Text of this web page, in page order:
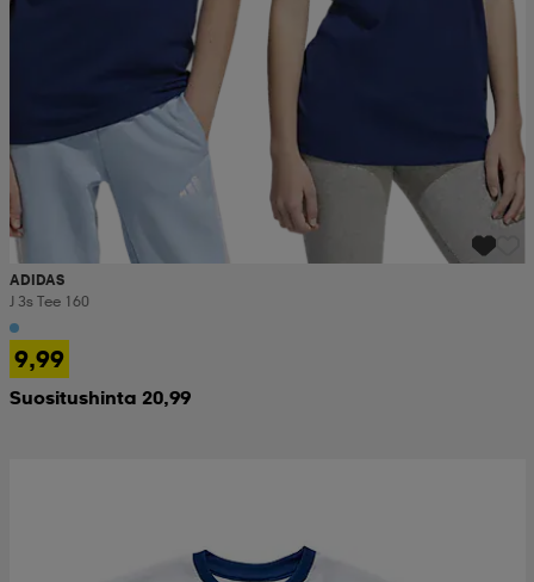
ADIDAS
J 3s Tee 160
9,99
Suositushinta 20,99